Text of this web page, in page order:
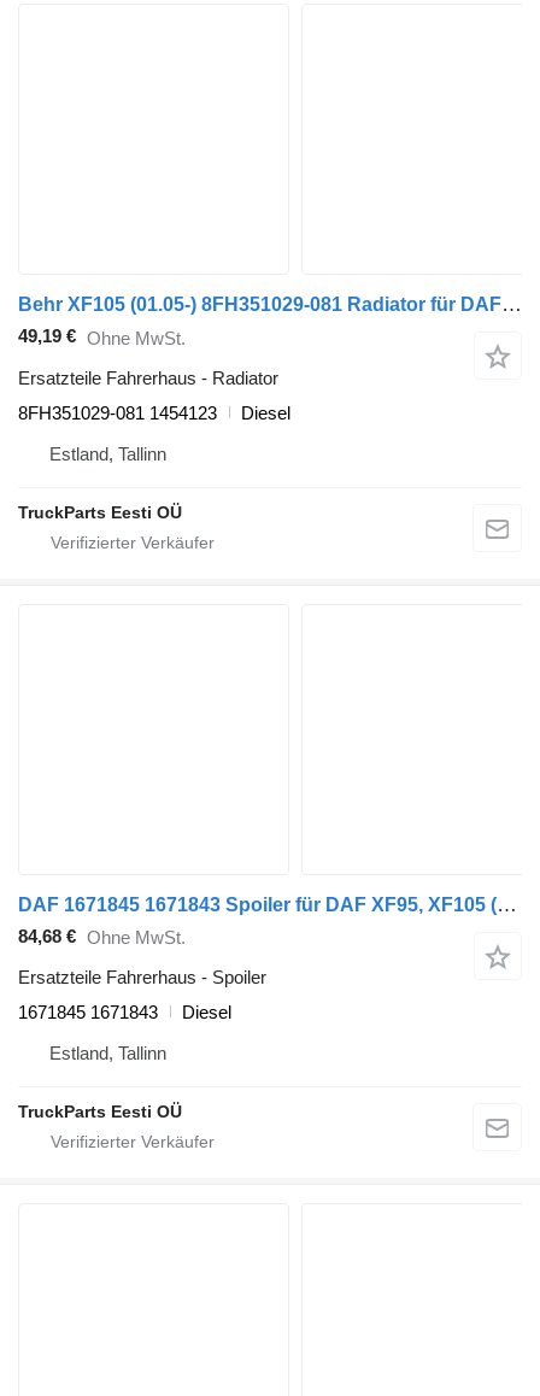
Behr XF105 (01.05-) 8FH351029-081 Radiator für DAF XF95, XF105 (2001-2014) Sattelzugmaschine
49,19 € Ohne MwSt.
Ersatzteile Fahrerhaus - Radiator
8FH351029-081 1454123
Diesel
Estland, Tallinn
TruckParts Eesti OÜ
DAF 1671845 1671843 Spoiler für DAF XF95, XF105 (2001-2014) Sattelzugmaschine
84,68 € Ohne MwSt.
Ersatzteile Fahrerhaus - Spoiler
1671845 1671843
Diesel
Estland, Tallinn
TruckParts Eesti OÜ